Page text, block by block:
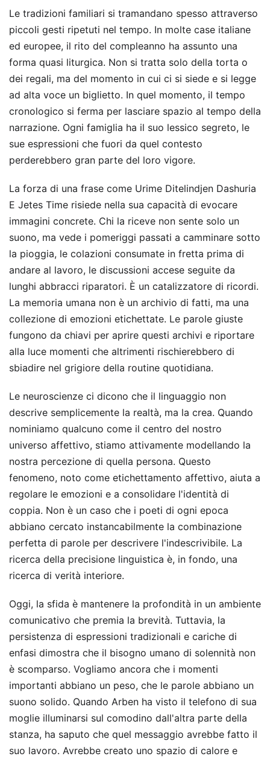
Le tradizioni familiari si tramandano spesso attraverso
piccoli gesti ripetuti nel tempo. In molte case italiane
ed europee, il rito del compleanno ha assunto una
forma quasi liturgica. Non si tratta solo della torta o
dei regali, ma del momento in cui ci si siede e si legge
ad alta voce un biglietto. In quel momento, il tempo
cronologico si ferma per lasciare spazio al tempo della
narrazione. Ogni famiglia ha il suo lessico segreto, le
sue espressioni che fuori da quel contesto
perderebbero gran parte del loro vigore.
La forza di una frase come Urime Ditelindjen Dashuria
E Jetes Time risiede nella sua capacità di evocare
immagini concrete. Chi la riceve non sente solo un
suono, ma vede i pomeriggi passati a camminare sotto
la pioggia, le colazioni consumate in fretta prima di
andare al lavoro, le discussioni accese seguite da
lunghi abbracci riparatori. È un catalizzatore di ricordi.
La memoria umana non è un archivio di fatti, ma una
collezione di emozioni etichettate. Le parole giuste
fungono da chiavi per aprire questi archivi e riportare
alla luce momenti che altrimenti rischierebbero di
sbiadire nel grigiore della routine quotidiana.
Le neuroscienze ci dicono che il linguaggio non
descrive semplicemente la realtà, ma la crea. Quando
nominiamo qualcuno come il centro del nostro
universo affettivo, stiamo attivamente modellando la
nostra percezione di quella persona. Questo
fenomeno, noto come etichettamento affettivo, aiuta a
regolare le emozioni e a consolidare l'identità di
coppia. Non è un caso che i poeti di ogni epoca
abbiano cercato instancabilmente la combinazione
perfetta di parole per descrivere l'indescrivibile. La
ricerca della precisione linguistica è, in fondo, una
ricerca di verità interiore.
Oggi, la sfida è mantenere la profondità in un ambiente
comunicativo che premia la brevità. Tuttavia, la
persistenza di espressioni tradizionali e cariche di
enfasi dimostra che il bisogno umano di solennità non
è scomparso. Vogliamo ancora che i momenti
importanti abbiano un peso, che le parole abbiano un
suono solido. Quando Arben ha visto il telefono di sua
moglie illuminarsi sul comodino dall'altra parte della
stanza, ha saputo che quel messaggio avrebbe fatto il
suo lavoro. Avrebbe creato uno spazio di calore e